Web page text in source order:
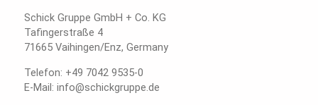
Schick Gruppe GmbH + Co. KG
Tafingerstraße 4
71665 Vaihingen/Enz, Germany
Telefon: +49 7042 9535-0
E-Mail: info@schickgruppe.de